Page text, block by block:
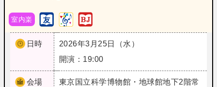
室内楽
日時
2026年3月25日（水）
開演：19:00
会場 東京国立科学博物館・地球館地下2階常